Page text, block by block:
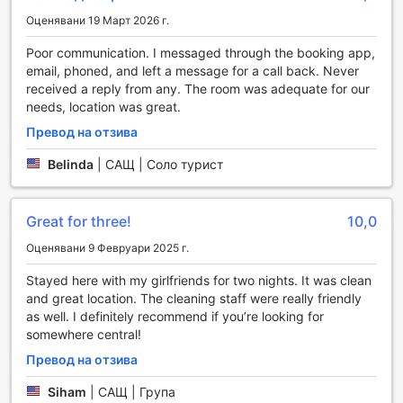
които гарантират комфорт и лекота на всички свои
гости. С услугата за пране и химическо чистене,
можете да се насладите на безгрижно пътуване,
знаейки, че вашето облекло ще бъде в перфектно
състояние. Освен това, с удобството на рум-сервиза,
можете да се насладите на вкусна храна и напитки в
хотела.
Хотелът предлага и множество услуги, които улесняват
престоя ви, като сейфове за ценности и консиерж
услуги, които са на разположение, за да помогнат с
всякакви запитвания и нужди. Безплатният Wi-Fi в
стаите и публичните зони осигурява свързаност, а
експресното настаняване и напускане, както и услугата
за съхранение на багаж, правят вашето пътуване още
по-удобно. Не забравяйте да посетите удобния магазин
в хотела, където можете да намерите всичко
необходимо за вашия престой.
Удобствата на стаите в Freehand New York
Стаите в Freehand New York предлагат изключителен
Оценявани 19 Март 2026 г.
Poor communication. I messaged through the booking app,
email, phoned, and left a message for a call back. Never
received a reply from any. The room was adequate for our
needs, location was great.
Превод на отзива
Belinda САЩ | Соло турист
Great for three! 10,0
Оценявани 9 Февруари 2025 г.
Stayed here with my girlfriends for two nights. It was clean
and great location. The cleaning staff were really friendly
as well. I definitely recommend if you’re looking for
somewhere central!
Превод на отзива
Siham САЩ | Група